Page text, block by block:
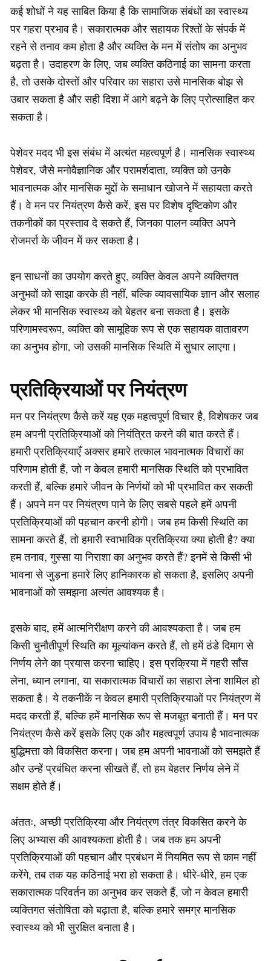
कई शोधों ने यह साबित किया है कि सामाजिक संबंधों का स्वास्थ्य
पर गहरा प्रभाव है। सकारात्मक और सहायक रिश्तों के संपर्क में
रहने से तनाव कम होता है और व्यक्ति के मन में संतोष का अनुभव
बढ़ता है। उदाहरण के लिए, जब व्यक्ति कठिनाई का सामना करता
है, तो उसके दोस्तों और परिवार का सहारा उसे मानसिक बोझ से
उबार सकता है और सही दिशा में आगे बढ़ने के लिए प्रोत्साहित कर
सकता है।
पेशेवर मदद भी इस संबंध में अत्यंत महत्वपूर्ण है। मानसिक स्वास्थ्य
पेशेवर, जैसे मनोवैज्ञानिक और परामर्शदाता, व्यक्ति को उनके
भावनात्मक और मानसिक मुद्दों के समाधान खोजने में सहायता करते
हैं। वे मन पर नियंत्रण कैसे करें, इस पर विशेष दृष्टिकोण और
तकनीकों का प्रस्ताव दे सकते हैं, जिनका पालन व्यक्ति अपने
रोजमर्रा के जीवन में कर सकता है।
इन साधनों का उपयोग करते हुए, व्यक्ति केवल अपने व्यक्तिगत
अनुभवों को साझा करके ही नहीं, बल्कि व्यावसायिक ज्ञान और सलाह
लेकर भी मानसिक स्वास्थ्य को बेहतर बना सकता है। इसके
परिणामस्वरूप, व्यक्ति को सामूहिक रूप से एक सहायक वातावरण
का अनुभव होगा, जो उसकी मानसिक स्थिति में सुधार लाएगा।
प्रतिक्रियाओं पर नियंत्रण
मन पर नियंत्रण कैसे करें यह एक महत्वपूर्ण विचार है, विशेषकर जब
हम अपनी प्रतिक्रियाओं को नियंत्रित करने की बात करते हैं।
हमारी प्रतिक्रियाएँ अक्सर हमारे तत्काल भावनात्मक विचारों का
परिणाम होती हैं, जो न केवल हमारी मानसिक स्थिति को प्रभावित
करती हैं, बल्कि हमारे जीवन के निर्णयों को भी प्रभावित कर सकती
हैं। अपने मन पर नियंत्रण पाने के लिए सबसे पहले हमें अपनी
प्रतिक्रियाओं की पहचान करनी होगी। जब हम किसी स्थिति का
सामना करते हैं, तो हमारी स्वाभाविक प्रतिक्रिया क्या होती है? क्या
हम तनाव, गुस्सा या निराशा का अनुभव करते हैं? इनमें से किसी भी
भावना से जुड़ना हमारे लिए हानिकारक हो सकता है, इसलिए अपनी
भावनाओं को समझना अत्यंत आवश्यक है।
इसके बाद, हमें आत्मनिरीक्षण करने की आवश्यकता है। जब हम
किसी चुनौतीपूर्ण स्थिति का मूल्यांकन करते हैं, तो हमें ठंडे दिमाग से
निर्णय लेने का प्रयास करना चाहिए। इस प्रक्रिया में गहरी साँस
लेना, ध्यान लगाना, या सकारात्मक विचारों का सहारा लेना शामिल हो
सकता है। ये तकनीकें न केवल हमारी प्रतिक्रियाओं पर नियंत्रण में
मदद करती हैं, बल्कि हमें मानसिक रूप से मजबूत बनाती हैं। मन पर
नियंत्रण कैसे करें इसके लिए एक और महत्वपूर्ण उपाय है भावनात्मक
बुद्धिमत्ता को विकसित करना। जब हम अपनी भावनाओं को समझते हैं
और उन्हें प्रबंधित करना सीखते हैं, तो हम बेहतर निर्णय लेने में
सक्षम होते हैं।
अंततः, अच्छी प्रतिक्रिया और नियंत्रण तंत्र विकसित करने के
लिए अभ्यास की आवश्यकता होती है। जब तक हम अपनी
प्रतिक्रियाओं की पहचान और प्रबंधन में नियमित रूप से काम नहीं
करेंगे, तब तक यह कठिनाई भरा हो सकता है। धीरे-धीरे, हम एक
सकारात्मक परिवर्तन का अनुभव कर सकते हैं, जो न केवल हमारी
व्यक्तिगत संतोषिता को बढ़ाता है, बल्कि हमारे समग्र मानसिक
स्वास्थ्य को भी सुरक्षित बनाता है।